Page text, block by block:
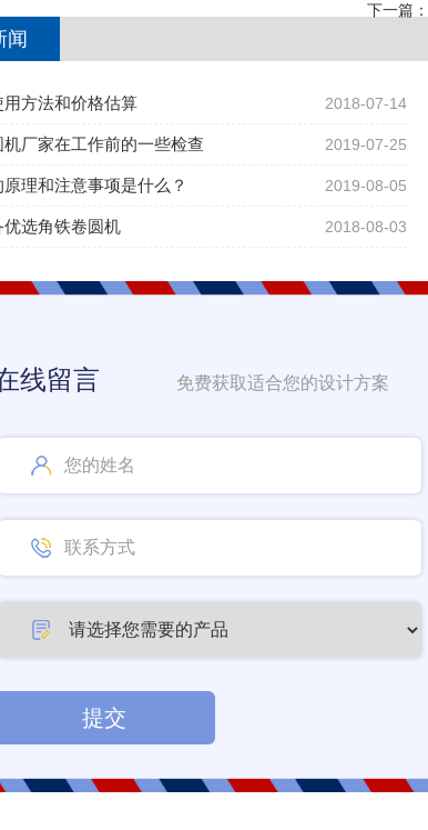
下一篇：
闻
用方法和价格估算 2018-07-14
机厂家在工作前的一些检查 2019-07-25
理和注意事项是什么？ 2019-08-05
优选角铁卷圆机 2018-08-03
线留言 免费获取适合您的设计方案